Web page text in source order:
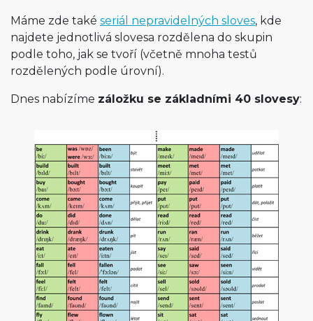
Máme zde také seriál nepravidelných sloves, kde
najdete jednotlivá slovesa rozdělena do skupin
podle toho, jak se tvoří (včetně mnoha testů
rozdělených podle úrovní).
Dnes nabízíme záložku se základními 40 slovesy: